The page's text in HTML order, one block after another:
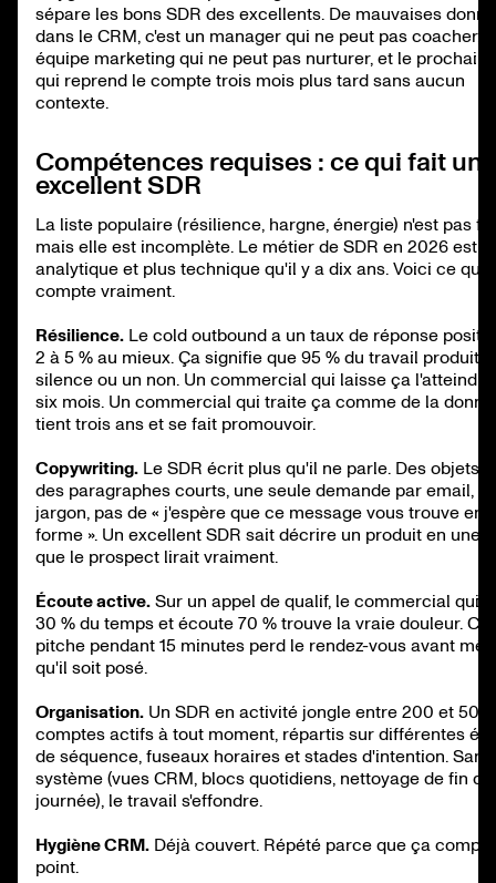
sépare les bons SDR des excellents. De mauvaises
dans le CRM, c'est un manager qui ne peut pas coacher,
équipe marketing qui ne peut pas nurturer, et le prochain
qui reprend le compte trois mois plus tard sans aucun
contexte.
Compétences requises : ce qui fait un
excellent SDR
La liste populaire (résilience, hargne, énergie) n'est pas
mais elle est incomplète. Le métier de SDR en 2026 est
analytique et plus technique qu'il y a dix ans. Voici ce qui
compte vraiment.
Résilience. Le cold outbound a un taux de réponse
2 à 5 % au mieux. Ça signifie que 95 % du travail produit
silence ou un non. Un commercial qui laisse ça
six mois. Un commercial qui traite ça comme de la
tient trois ans et se fait promouvoir.
Copywriting. Le SDR écrit plus qu'il ne parle. Des objets
des paragraphes courts, une seule demande par email,
jargon, pas de « j'espère que ce message vous trouve en
forme ». Un excellent SDR sait décrire un produit en une
que le prospect lirait vraiment.
Écoute active. Sur un appel de qualif, le commercial qui
30 % du temps et écoute 70 % trouve la vraie douleur.
pitche pendant 15 minutes perd le rendez-vous avant
qu'il soit posé.
Organisation. Un SDR en activité jongle entre 200 et 500
comptes actifs à tout moment, répartis sur différentes
de séquence, fuseaux horaires et stades d'intention. Sans
système (vues CRM, blocs quotidiens, nettoyage de fin de
journée), le travail s'effondre.
Hygiène CRM. Déjà couvert. Répété parce que ça
point.